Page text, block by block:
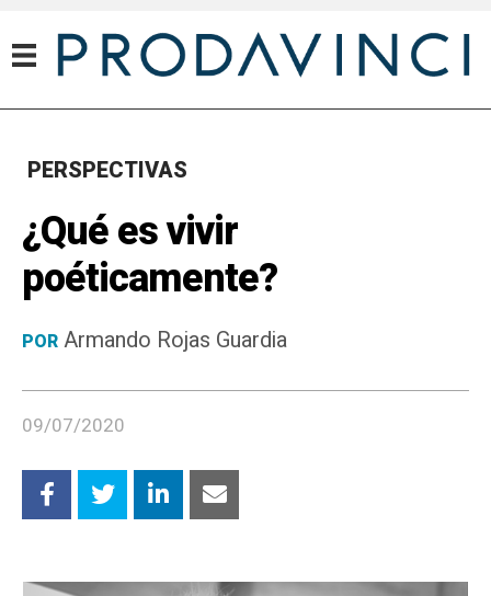
PERSPECTIVAS
¿Qué es vivir
poéticamente?
POR Armando Rojas Guardia
09/07/2020